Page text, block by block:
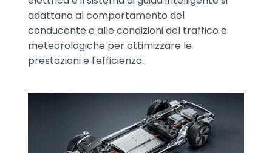
adattano al comportamento del
conducente e alle condizioni del traffico e
meteorologiche per ottimizzare le
prestazioni e l'efficienza.